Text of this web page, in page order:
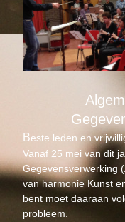
Beste leden en
Vanaf 25 mei van dit
Gegevensverwerking
van harmonie Kunst
bent moet daaraan
probleem.